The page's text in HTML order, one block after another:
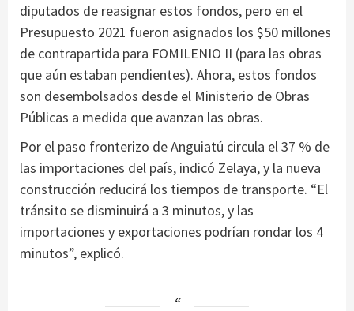
diputados de reasignar estos fondos, pero en el
Presupuesto 2021 fueron asignados los $50 millones
de contrapartida para FOMILENIO II (para las obras
que aún estaban pendientes). Ahora, estos fondos
son desembolsados desde el Ministerio de Obras
Públicas a medida que avanzan las obras.
Por el paso fronterizo de Anguiatú circula el 37 % de
las importaciones del país, indicó Zelaya, y la nueva
construcción reducirá los tiempos de transporte. “El
tránsito se disminuirá a 3 minutos, y las
importaciones y exportaciones podrían rondar los 4
minutos”, explicó.